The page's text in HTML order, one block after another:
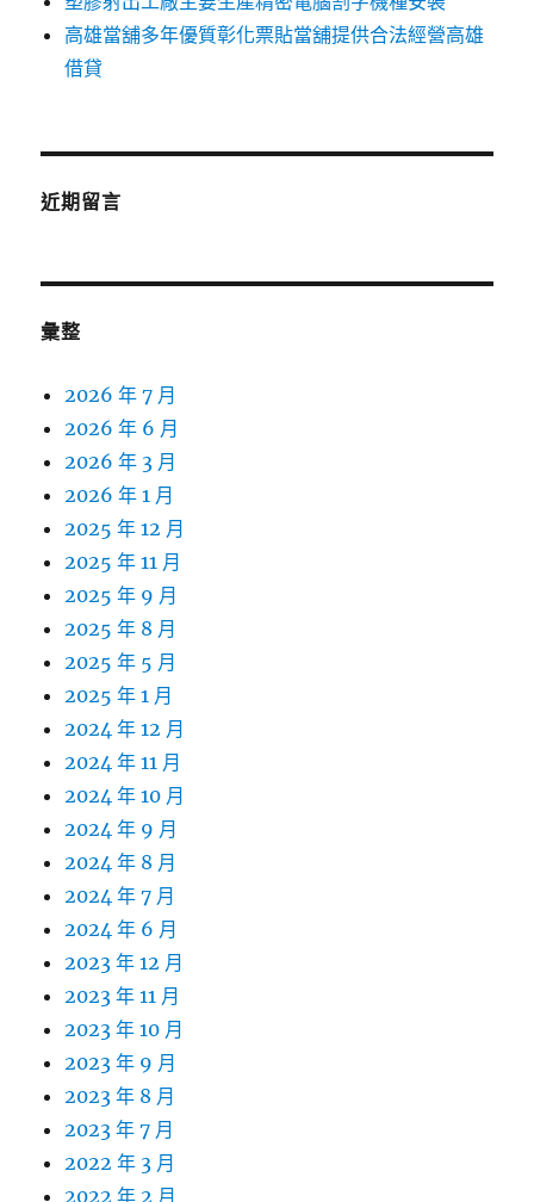
高雄當舖多年優質彰化票貼當舖提供合法經營高雄
借貸
近期留言
彙整
2026 年 7 月
2026 年 6 月
2026 年 3 月
2026 年 1 月
2025 年 12 月
2025 年 11 月
2025 年 9 月
2025 年 8 月
2025 年 5 月
2025 年 1 月
2024 年 12 月
2024 年 11 月
2024 年 10 月
2024 年 9 月
2024 年 8 月
2024 年 7 月
2024 年 6 月
2023 年 12 月
2023 年 11 月
2023 年 10 月
2023 年 9 月
2023 年 8 月
2023 年 7 月
2022 年 3 月
2022 年 2 月